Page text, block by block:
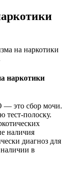
на наркотики
наркотики
— это сбор мочи.
тест-полоску.
наличия
диагноз для
в